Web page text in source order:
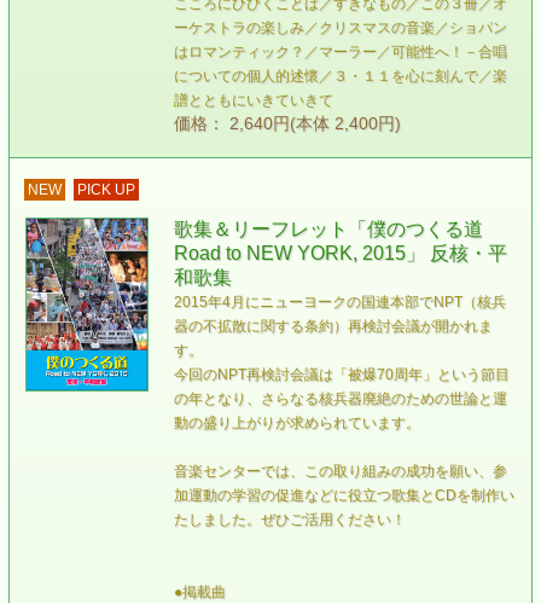
こころにひびくことば／すきなもの／この３冊／オ
ーケストラの楽しみ／クリスマスの音楽／ショパン
はロマンティック？／マーラー／可能性へ！－合唱
についての個人的述懷／３・１１を心に刻んで／楽
譜とともにいきていきて
価格： 2,640円(本体 2,400円)
NEW PICK UP
歌集＆リーフレット「僕のつくる道
Road to NEW YORK, 2015」 反核・平
和歌集
2015年4月にニューヨークの国連本部でNPT（核兵
器の不拡散に関する条約）再検討会議が開かれま
す。
今回のNPT再検討会議は「被爆70周年」という節目
の年となり、さらなる核兵器廃絶のための世論と運
動の盛り上がりが求められています。
音楽センターでは、この取り組みの成功を願い、参
加運動の学習の促進などに役立つ歌集とCDを制作い
たしました。ぜひご活用ください！
●掲載曲